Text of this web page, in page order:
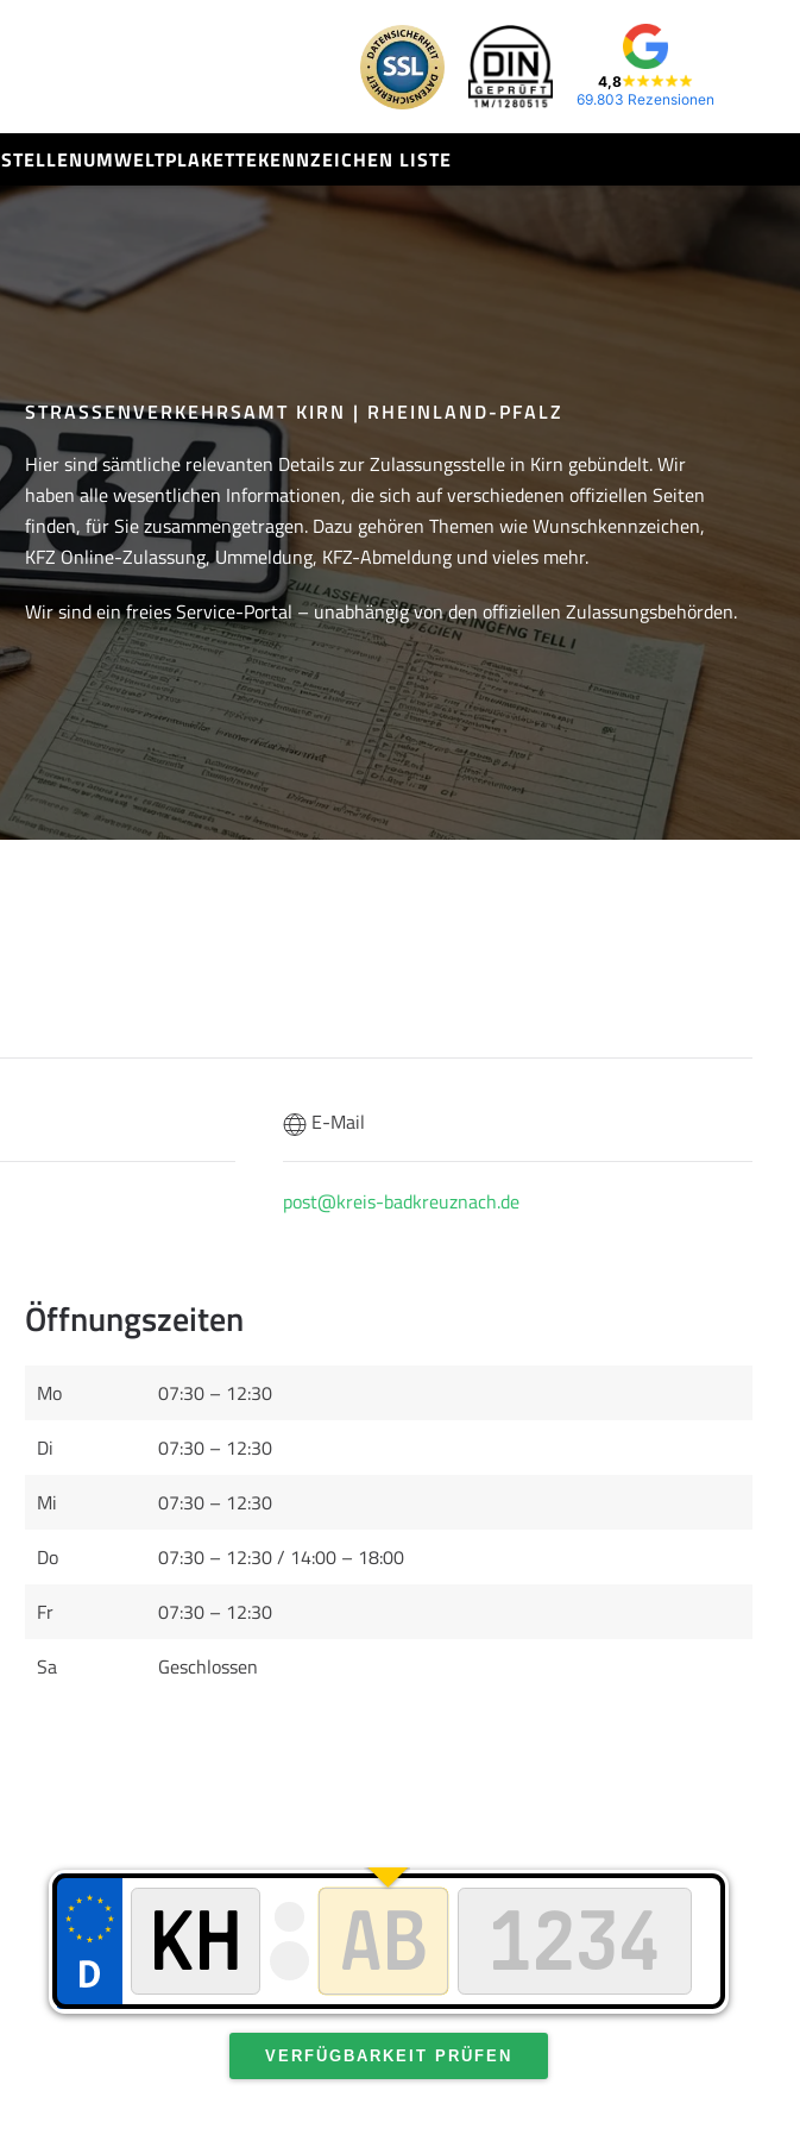
4,8
69.803 Rezensionen
UMWELTPLAKETTEKENNZEICHEN LISTE
STRASSENVERKEHRSAMT KIRN | RHEINLAND-PFALZ
Hier sind sämtliche relevanten Details zur Zulassungsstelle in Kirn gebündelt. Wir
haben alle wesentlichen Informationen, die sich auf verschiedenen offiziellen Seiten
finden, für Sie zusammengetragen. Dazu gehören Themen wie Wunschkennzeichen,
KFZ Online-Zulassung, Ummeldung, KFZ-Abmeldung und vieles mehr.
Wir sind ein freies Service-Portal – unabhängig von den offiziellen Zulassungsbehörden.
E-Mail
post@kreis-badkreuznach.de
Öffnungszeiten
Mo
07:30 – 12:30
Di
07:30 – 12:30
Mi
07:30 – 12:30
Do
07:30 – 12:30 / 14:00 – 18:00
Fr
07:30 – 12:30
Sa
Geschlossen
VERFÜGBARKEIT PRÜFEN